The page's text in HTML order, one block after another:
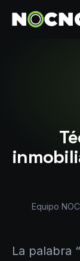
Equipo
La palabra